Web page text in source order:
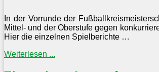
In der Vorrunde der
Mittel- und der Oberstufe gegen
Hier die einzelnen Spielberichte …
Weiterlesen ...